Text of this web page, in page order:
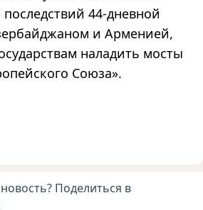
44-дневной
и Арменией,
наладить мосты
Союза».
Поделиться в